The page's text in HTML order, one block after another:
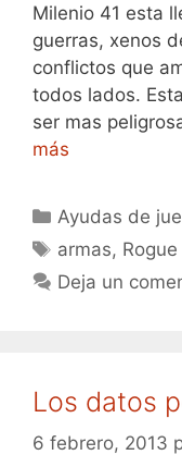
Milenio 41 esta
guerras, xenos
conflictos que
todos lados.
ser mas
más
Categorías
Ayudas de
Etiquetas
armas,
Deja un
Los datos
6 febrero, 2013